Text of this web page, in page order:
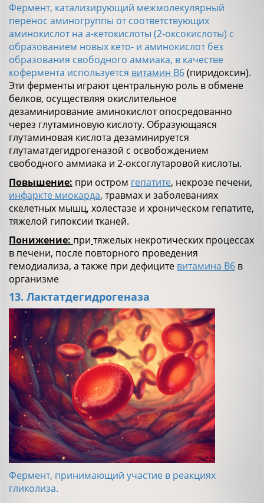
Фермент, катализирующий межмолекулярный
перенос аминогруппы от соответствующих
аминокислот на a‑кетокислоты (2‑оксокислоты) с
образованием новых кето- и аминокислот без
образования свободного аммиака, в качестве
кофермента используется витамин В6(пиридоксин).
Эти ферменты играют центральную роль в обмене
белков, осуществляя окислительное
дезаминирование аминокислот опосредованно
через глутаминовую кислоту. Образующаяся
глутаминовая кислота дезаминируется
глутаматдегидрогеназой с освобождением
свободного аммиака и 2‑оксоглутаровой кислоты.
Повышение: при остром гепатите, некрозе печени,
инфаркте миокарда, травмах и заболеваниях
скелетных мышц, холестазе и хроническом гепатите,
тяжелой гипоксии тканей.
Понижение: при тяжелых некротических процессах
в печени, после повторного проведения
гемодиализа, а также при дефиците витамина В6 в
организме
13. Лактатдегидрогеназа
Фермент, принимающий участие в реакциях
гликолиза.